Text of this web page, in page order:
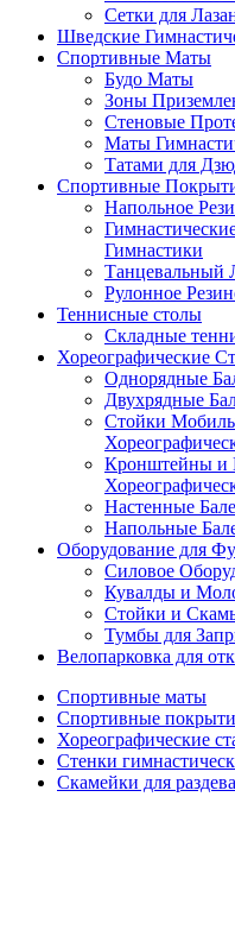
Сетки для
Шведские
Спортивные Маты
Будо Маты
Зоны
Стеновые
Маты
Татами для
Спортивные
Напольное
Гимнастики
Танцевальный
Рулонное
Теннисные столы
Складные
Хореографические
Однорядные
Двухрядные
Стойки
Кронштейны и
Настенные
Напольные
Оборудование для
Силовое
Кувалды и
Стойки и
Тумбы для
Велопарковка для
Спортивные маты
Спортивные
Хореографические
Стенки
Скамейки для